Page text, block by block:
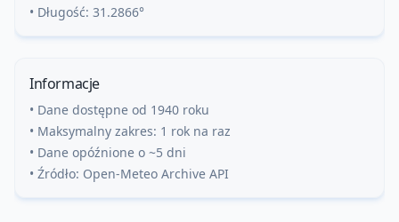
• Długość: 31.2866°
Informacje
• Dane dostępne od 1940 roku
• Maksymalny zakres: 1 rok na raz
• Dane opóźnione o ~5 dni
• Źródło: Open-Meteo Archive API